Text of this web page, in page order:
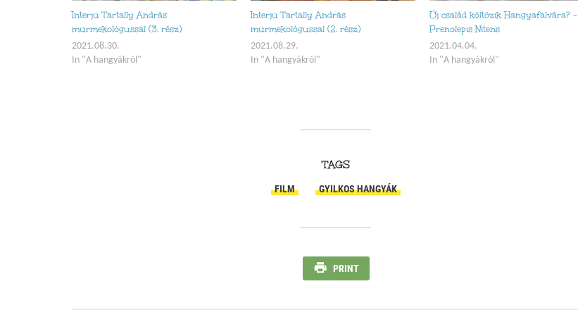
Interjú Tartally András
mürmekológussal (3. rész)
2021.08.30.
In "A hangyákról"
Interjú Tartally András
mürmekológussal (2. rész)
2021.08.29.
In "A hangyákról"
Új család költözik Hangyafalvára? –
Prenolepis Nitens
2021.04.04.
In "A hangyákról"
TAGS
FILM GYILKOS HANGYÁK
PRINT